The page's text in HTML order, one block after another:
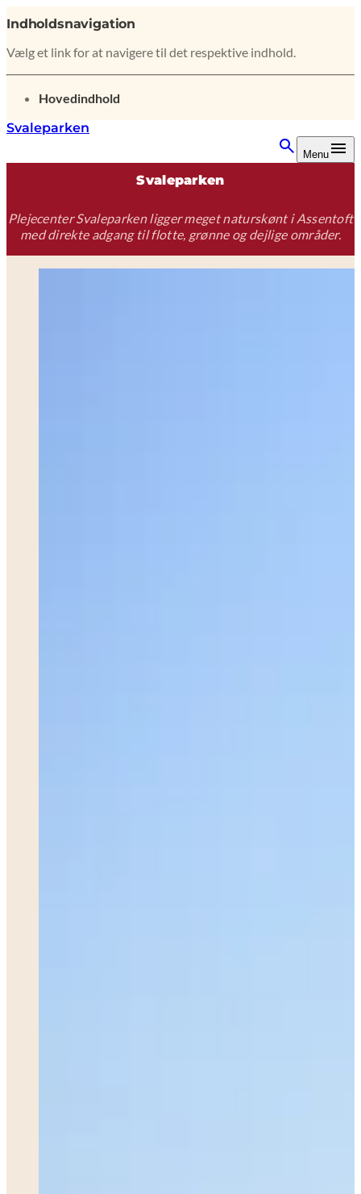
Indholdsnavigation
Vælg et link for at navigere til det respektive indhold.
gå til
Hovedindhold
Svaleparken
Menu
Svaleparken
Plejecenter Svaleparken ligger meget naturskønt i Assentoft
med direkte adgang til flotte, grønne og dejlige områder.